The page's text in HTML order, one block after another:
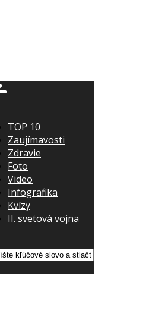
TOP 10
Zaujímavosti
Zdravie
Foto
Video
Infografika
Kvízy
II. svetová vojna